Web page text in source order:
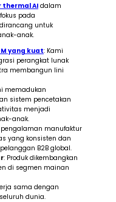
thermal AI dalam
pada
untuk
anak.
yang kuat: Kami
perangkat lunak
membangun lini
memadukan
sistem pencetakan
menjadi
anak.
pengalaman manufaktur
yang konsisten dan
B2B global.
: Produk dikembangkan
di segmen mainan
sama dengan
dunia.